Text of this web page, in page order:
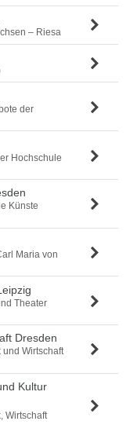
– Riesa
der
Hochschule
Künste
Maria von
Theater
Dresden
und Wirtschaft
Kultur
Wirtschaft